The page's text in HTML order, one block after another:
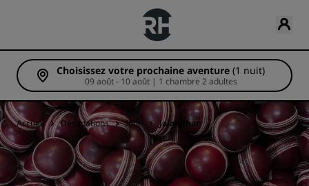
Choisissez votre prochaine aventure (1 nuit)
09 août - 10 août | 1 chambre 2 adultes
Accueil Destinations Inde Jalandhar